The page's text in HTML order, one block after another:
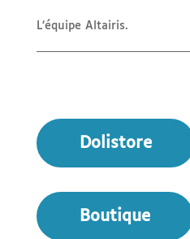
L’équipe Altairis.
Dolistore
Boutique